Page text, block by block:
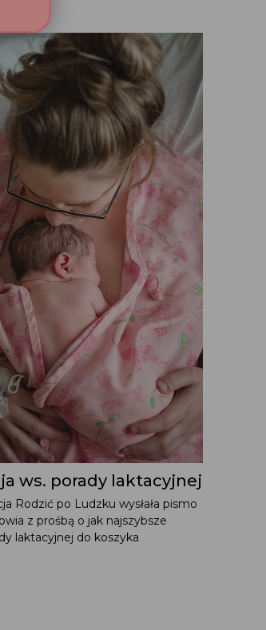
ws. porady laktacyjnej
Rodzić po Ludzku wysłała pismo
z prośbą o jak najszybsze
laktacyjnej do koszyka